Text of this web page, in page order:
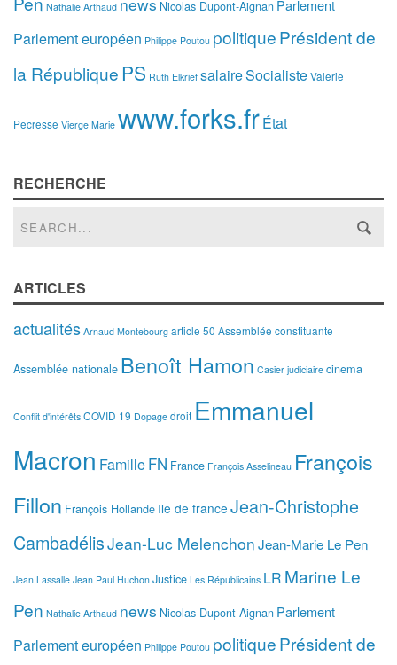
Nathalie Arthaud Nicolas Dupont-Aignan Parlement
Parlement européen Philippe Poutou politiquePrésident de
la République PS Ruth Elkrief salaireSocialisteValerie
Pecresse Vierge Marie www.forks.frÉtat
RECHERCHE
ARTICLES
actualités Arnaud Montebourg article 50 Assemblée constituante
Assemblée nationale Benoît Hamon Casier judiciaire cinema
Conflit d'intérêts COVID 19 Dopage droit Emmanuel
Macron FamilleFN France François Asselineau François
Fillon François Hollande Ile de france Jean-Christophe
CambadélisJean-Luc MelenchonJean-Marie Le Pen
Jean Lassalle Jean Paul Huchon Justice Les Républicains LR Marine Le
Pen Nathalie Arthaud news Nicolas Dupont-Aignan Parlement
Parlement européen Philippe Poutou politiquePrésident de